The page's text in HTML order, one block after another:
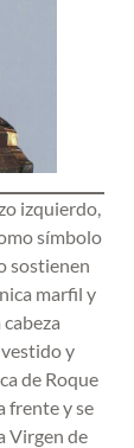
izquierdo,
símbolo
sostienen
marfil y
y
de Roque
frente y se
Virgen de